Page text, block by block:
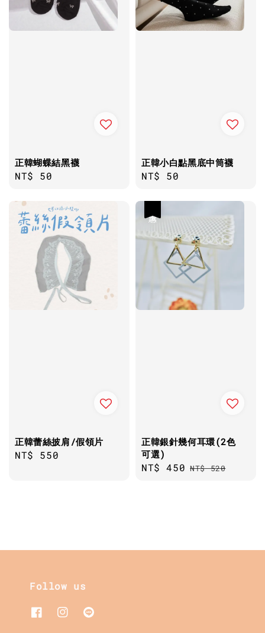
正韓蝴蝶結黑襪
Regular
NT$ 50
正韓小白點黑底中筒襪
Regular
NT$ 50
正韓蕾絲披肩/假領片
Regular
NT$ 550
正韓銀針幾何耳環(2色
可選)
Sale
NT$ 450 Regular
NT$ 520
Follow us